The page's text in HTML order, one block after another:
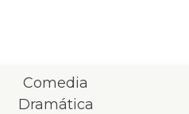
Comedia
Dramática